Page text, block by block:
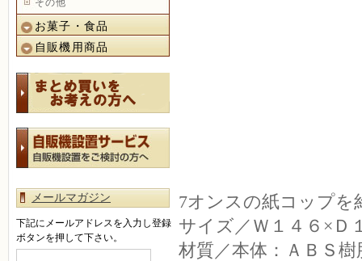
その他
お菓子・食品
自販機用商品
メールマガジン
下記にメールアドレスを入力し登録
ボタンを押して下さい。
7オンスの紙コップを
サイズ／Ｗ１４６×Ｄ
材質／本体：ＡＢＳ